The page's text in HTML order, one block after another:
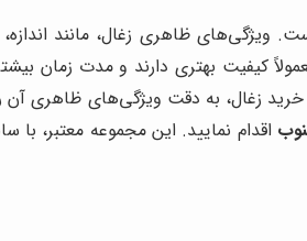
ویژگی‌های ظاهری زغال، مانند
کیفیت بهتری دارند و مدت زمان
زغال، به دقت ویژگی‌های ظاهری آن
اقدام نمایید. این مجموعه معتبر، با